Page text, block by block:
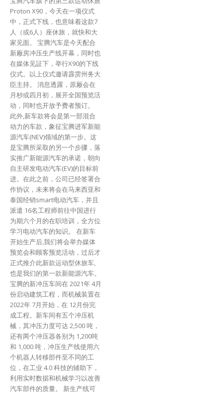
Proton X90，今天在一项仪式
中，正式下线，也意味着这款7
人（或6人）座休旅，就快和大
家见面。 宝腾汽车是今天配合
新厰房冲压生产线开幕，同时也
在媒体见証下，举行X90的下线
仪式。以上仪式邀请霹雳州务大
臣主持。 消息透露，原厰会在
月杪或四月初，展开全国预览活
动，同时也开放予费者预订。
此外,新车款将会是第一部混合
动力的车款，象征宝腾进军新能
源汽车(NEV)领域的第一步。这
是宝腾所采取的另一个步骤，落
实推广新能源汽车的承诺，朝向
自主研发电动汽车(EV)的目标前
进。在此之前，公司已经签署合
作协议，未来将会在马来西亚和
泰国经销smart电动汽车，并且
派遣 16名工程师前往中国进行
为期六个月的在职培训，全方位
学习电动汽车的知识。 在新车
开始生产后,我们将会举办媒体
预览会和顾客预览活动，过后才
正式推介此新款运动型休旅车,
也是我们的第一款新能源汽车。
宝腾的新冲压车间在 2021年 4月
份启动建筑工程，而机械装置在
2022年 7月开始，在 12月份完
成工程。新车间有五个冲压机
械，其冲压力度可达 2,500 吨，
还有两个冲压器各别为 1,200吨
和 1,000 吨，冲压生产线使用六
个机器人转移部件至不同的工
位，在工业 4.0 科技的辅助下，
利用实时数据和机械学习以改善
汽车部件的质量。 新生产线可